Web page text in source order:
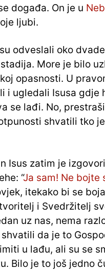
događa. On je u
ljubi.
odveslali oko
More je bilo
opasnosti. U
i ugledali Isusa gdje
se lađi. No,
shvatili tko
Isus zatim je
“Ja sam! Ne bojte
itekako bi se
i Svedržitelj
uz nas, nema
shvatili da je to
u lađu, ali su se
Bilo je to još jedno